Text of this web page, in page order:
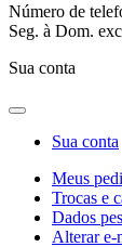
Número de
Seg. à Dom.
Sua conta
Sua conta
Meus
Trocas e
Dados
Alterar e-